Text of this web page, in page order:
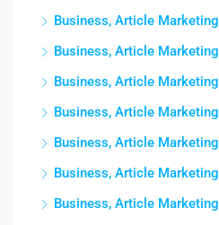
Business, Article Marketing
Business, Article Marketing
Business, Article Marketing
Business, Article Marketing
Business, Article Marketing
Business, Article Marketing
Business, Article Marketing